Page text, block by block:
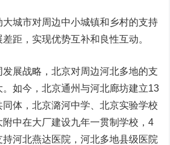
城市对周边中小城镇和乡村的支持
距，实现优势互补和良性互动。
战略，北京对周边河北多地的支
如今，北京通州与河北廊坊建立13
体，北京潞河中学、北京实验学校
中在大厂建设九年一贯制学校，4
河北燕达医院，河北多地县级医院